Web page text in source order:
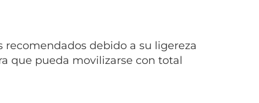
recomendados debido a su ligereza
que pueda movilizarse con total